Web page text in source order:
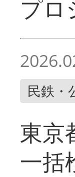
プロ
民鉄・
東京
一括